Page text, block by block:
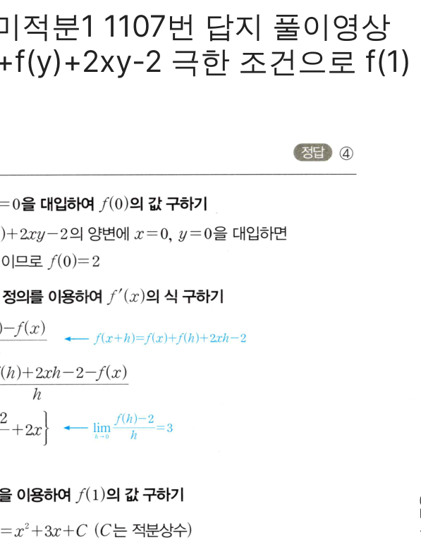
적분1 1107번 답지 풀이영상
2 극한 조건으로 f(1)